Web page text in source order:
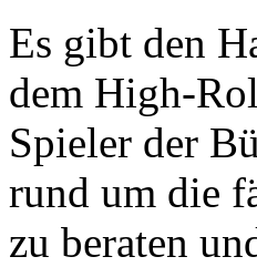
Es gibt den
dem High-
Spieler der
rund um die
zu beraten